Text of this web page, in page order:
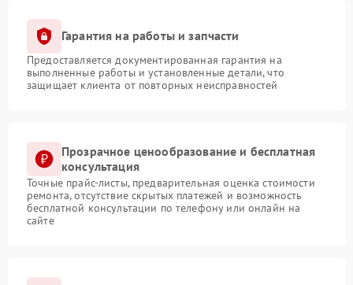
Гарантия на работы и запчасти
Предоставляется документированная гарантия на
выполненные работы и установленные детали, что
защищает клиента от повторных неисправностей
Прозрачное ценообразование и бесплатная
консультация
Точные прайс-листы, предварительная оценка стоимости
ремонта, отсутствие скрытых платежей и возможность
бесплатной консультации по телефону или онлайн на
сайте